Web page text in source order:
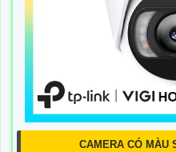
CAMERA CÓ MÀU